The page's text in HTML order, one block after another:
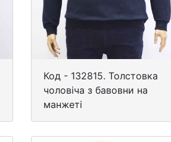
Код - 132815. Толстовка
чоловіча з бавовни на
манжеті